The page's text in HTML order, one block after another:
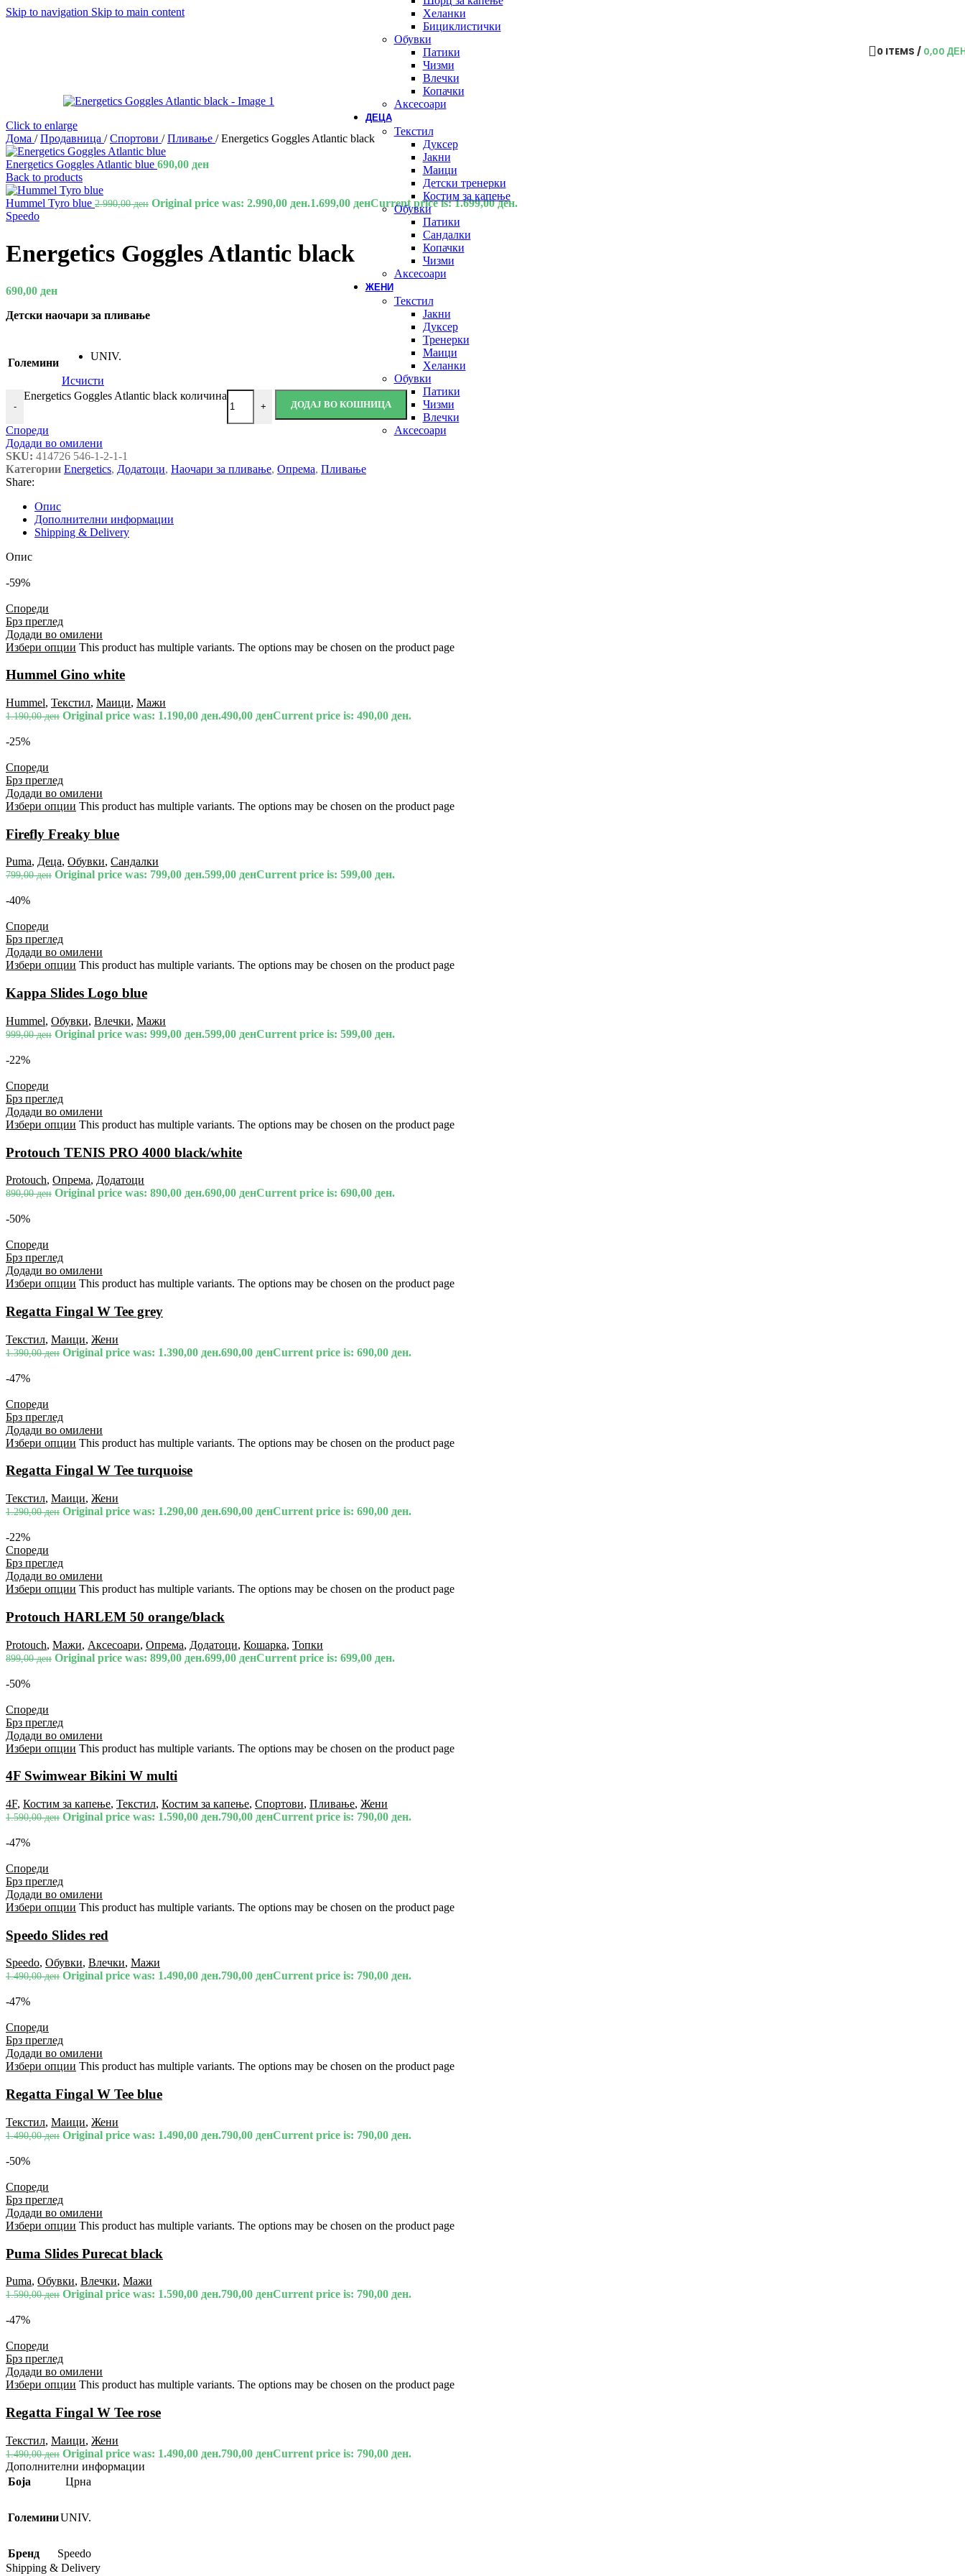
Skip to navigation Skip to main content
Хеланки
Бициклистички
Обувки
Патики
Чизми
Влечки
Копачки
Аксесоари
ДЕЦА
Текстил
Дуксер
Јакни
Маици
Детски тренерки
Костим за капење
Обувки
Патики
Сандалки
Копачки
Чизми
Аксесоари
ЖЕНИ
Текстил
Јакни
Дуксер
Тренерки
Маици
Хеланки
Обувки
Патики
Чизми
Влечки
Аксесоари
0 ITEMS / 0,00
Click to enlarge
Дома / Продавница / Спортови / Пливање / Energetics Goggles Atlantic black
Energetics Goggles Atlantic blue 690,00 ден
Back to products
Hummel Tyro blue 2.990,00ден Original price was: 2.990,00 ден.1.699,00 денCurrent price is: 1.699,00 ден.
Speedo
Energetics Goggles Atlantic black
690,00 ден
Детски наочари за пливање
Големини
UNIV.
Исчисти
-
Energetics Goggles Atlantic black количина
+ ДОДАЈ ВО КОШНИЦА
Спореди
Додади во омилени
SKU: 414726 546-1-2-1-1
Категории Energetics, Додатоци, Наочари за пливање, Опрема, Пливање
Share:
Опис
Дополнителни информации
Shipping & Delivery
Опис
-59%
Спореди
Брз преглед
Додади во омилени
Избери опции This product has multiple variants. The options may be chosen on the product page
Hummel Gino white
Hummel, Текстил, Маици, Мажи
1.190,00ден Original price was: 1.190,00 ден.490,00 денCurrent price is: 490,00 ден.
-25%
Спореди
Брз преглед
Додади во омилени
Избери опции This product has multiple variants. The options may be chosen on the product page
Firefly Freaky blue
Puma, Деца, Обувки, Сандалки
799,00ден Original price was: 799,00 ден.599,00 денCurrent price is: 599,00 ден.
-40%
Спореди
Брз преглед
Додади во омилени
Избери опции This product has multiple variants. The options may be chosen on the product page
Kappa Slides Logo blue
Hummel, Обувки, Влечки, Мажи
999,00ден Original price was: 999,00 ден.599,00 денCurrent price is: 599,00 ден.
-22%
Спореди
Брз преглед
Додади во омилени
Избери опции This product has multiple variants. The options may be chosen on the product page
Protouch TENIS PRO 4000 black/white
Protouch, Опрема, Додатоци
890,00ден Original price was: 890,00 ден.690,00 денCurrent price is: 690,00 ден.
-50%
Спореди
Брз преглед
Додади во омилени
Избери опции This product has multiple variants. The options may be chosen on the product page
Regatta Fingal W Tee grey
Текстил, Маици, Жени
1.390,00ден Original price was: 1.390,00 ден.690,00 денCurrent price is: 690,00 ден.
-47%
Спореди
Брз преглед
Додади во омилени
Избери опции This product has multiple variants. The options may be chosen on the product page
Regatta Fingal W Tee turquoise
Текстил, Маици, Жени
1.290,00ден Original price was: 1.290,00 ден.690,00 денCurrent price is: 690,00 ден.
-22%
Спореди
Брз преглед
Додади во омилени
Избери опции This product has multiple variants. The options may be chosen on the product page
Protouch HARLEM 50 orange/black
Protouch, Мажи, Аксесоари, Опрема, Додатоци, Кошарка, Топки
899,00ден Original price was: 899,00 ден.699,00 денCurrent price is: 699,00 ден.
-50%
Спореди
Брз преглед
Додади во омилени
Избери опции This product has multiple variants. The options may be chosen on the product page
4F Swimwear Bikini W multi
4F, Костим за капење, Текстил, Костим за капење, Спортови, Пливање, Жени
1.590,00ден Original price was: 1.590,00 ден.790,00 денCurrent price is: 790,00 ден.
-47%
Спореди
Брз преглед
Додади во омилени
Избери опции This product has multiple variants. The options may be chosen on the product page
Speedo Slides red
Speedo, Обувки, Влечки, Мажи
1.490,00ден Original price was: 1.490,00 ден.790,00 денCurrent price is: 790,00 ден.
-47%
Спореди
Брз преглед
Додади во омилени
Избери опции This product has multiple variants. The options may be chosen on the product page
Regatta Fingal W Tee blue
Текстил, Маици, Жени
1.490,00ден Original price was: 1.490,00 ден.790,00 денCurrent price is: 790,00 ден.
-50%
Спореди
Брз преглед
Додади во омилени
Избери опции This product has multiple variants. The options may be chosen on the product page
Puma Slides Purecat black
Puma, Обувки, Влечки, Мажи
1.590,00ден Original price was: 1.590,00 ден.790,00 денCurrent price is: 790,00 ден.
-47%
Спореди
Брз преглед
Додади во омилени
Избери опции This product has multiple variants. The options may be chosen on the product page
Regatta Fingal W Tee rose
Текстил, Маици, Жени
1.490,00ден Original price was: 1.490,00 ден.790,00 денCurrent price is: 790,00 ден.
Дополнителни информации
Боја
Црна
ГолеминиUNIV.
Бренд
Speedo
Shipping & Delivery